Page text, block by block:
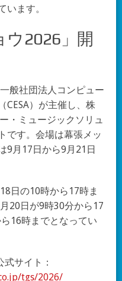
います。
ウ2026」開
般社団法人コンピュー
CESA）が主催し、株
・ミュージックソリュ
です。会場は幕張メッ
9月17日から9月21日
日の10時から17時ま
20日が9時30分から17
16時までとなってい
サイト：
tgs/2026/